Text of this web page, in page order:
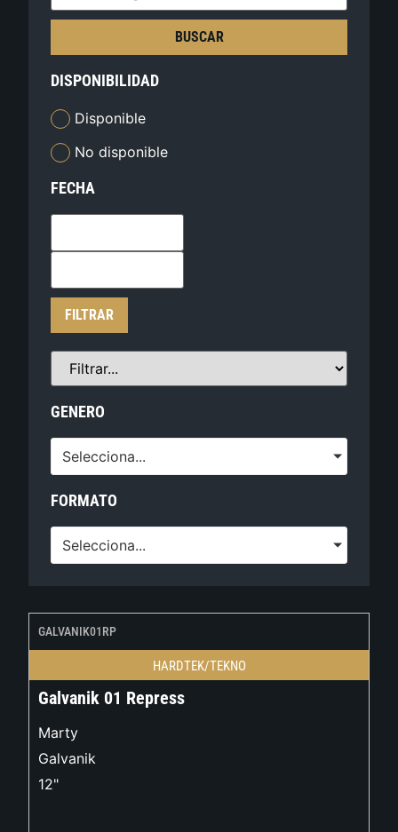
BUSCAR
DISPONIBILIDAD
Disponible
No disponible
FECHA
FILTRAR
GENERO
Selecciona...
FORMATO
Selecciona...
GALVANIK01RP
HARDTEK/TEKNO
Galvanik 01 Repress
Marty
Galvanik
12"